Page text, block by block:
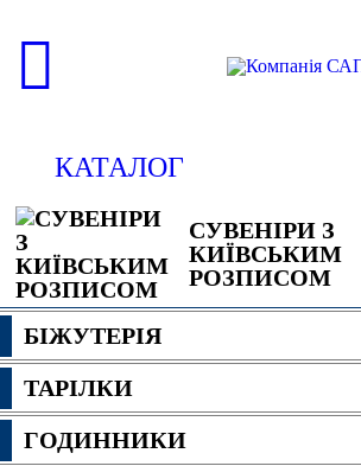
КАТАЛОГ
СУВЕНІРИ З
КИЇВСЬКИМ
РОЗПИСОМ
БІЖУТЕРІЯ
ТАРІЛКИ
ГОДИННИКИ